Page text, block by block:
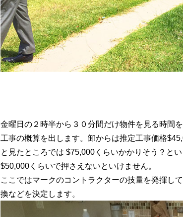
金曜日の２時半から３０分間だけ物件を見る時間
工事の概算を出します。卸からは推定工事価格
と見たところでは $75,000くらいかかりそう？と
$50,000くらいで押さえないといけません。
ここではマークのコントラクターの技量を発揮し
換などを決定します。